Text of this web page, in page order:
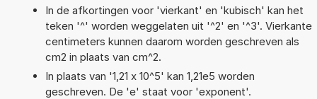
In de afkortingen voor 'vierkant' en 'kubisch' kan het
teken '^' worden weggelaten uit '^2' en '^3'. Vierkante
centimeters kunnen daarom worden geschreven als
cm2 in plaats van cm^2.
In plaats van '1,21 x 10^5' kan 1,21e5 worden
geschreven. De 'e' staat voor 'exponent'.